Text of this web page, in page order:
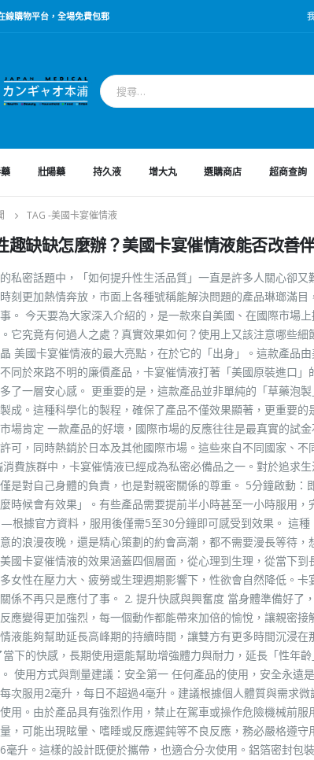
線購物平台，全場免費包郵
壯陽藥 持久液 增大丸 選購商店 超商查詢
TAG -美國卡宴催情液
趣缺缺怎麼辦？美國卡宴催情液能否改善
私密話題中，「如何提升性生活品質」一直是許多人關心卻
刻更加熱情奔放，市面上各種號稱能解決問題的產品琳瑯滿
。 今天要為大家深入介紹的，是一款來自美國、在國際市
它究竟有何過人之處？真實效果如何？使用上又該注意哪些
美國卡宴催情液的最大亮點，在於它的「出身」。這款產品
同於來路不明的廉價產品，卡宴催情液打著「美國原裝進口
了一層安心感。 更重要的是，這款產品並非單純的「草藥泡
成。這種科學化的製程，確保了產品不僅效果顯著，更重要
場肯定 一款產品的好壞，國際市場的反應往往是最真實的試
可，同時熱銷於日本及其他國際市場。這些來自不同國家、
費族群中，卡宴催情液已經成為私密必備品之一。對於追求
是對自己身體的負責，也是對親密關係的尊重。 5分鐘啟動
麼時候會有效果」。有些產品需要提前半小時甚至一小時服用
據官方資料，服用後僅需5至30分鐘即可感受到效果。 這
的浪漫夜晚，還是精心策劃的約會高潮，都不需要漫長等待
國卡宴催情液的效果涵蓋四個層面，從心理到生理，從當下
女性在壓力大、疲勞或生理週期影響下，性欲會自然降低。
係不再只是應付了事。 2. 提升快感與興奮度 當身體準備好
應變得更加強烈，每一個動作都能帶來加倍的愉悅，讓親密
液能夠幫助延長高峰期的持續時間，讓雙方有更多時間沉浸
下的快感，長期使用還能幫助增強體力與耐力，延長「性年
使用方式與劑量建議：安全第一 任何產品的使用，安全永遠
次服用2毫升，每日不超過4毫升。建議根據個人體質與需求
用。由於產品具有強烈作用，禁止在駕車或操作危險機械前
，可能出現眩暈、嗜睡或反應遲鈍等不良反應，務必嚴格遵
毫升。這樣的設計既便於攜帶，也適合分次使用。鋁箔密封包